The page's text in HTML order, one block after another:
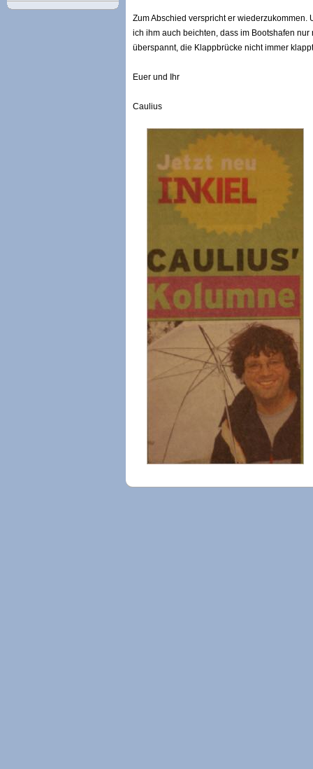
Zum Abschied verspricht er wiederzukommen.
ich ihm auch beichten, dass im Bootshafen
überspannt, die Klappbrücke nicht immer
Euer und Ihr
Caulius